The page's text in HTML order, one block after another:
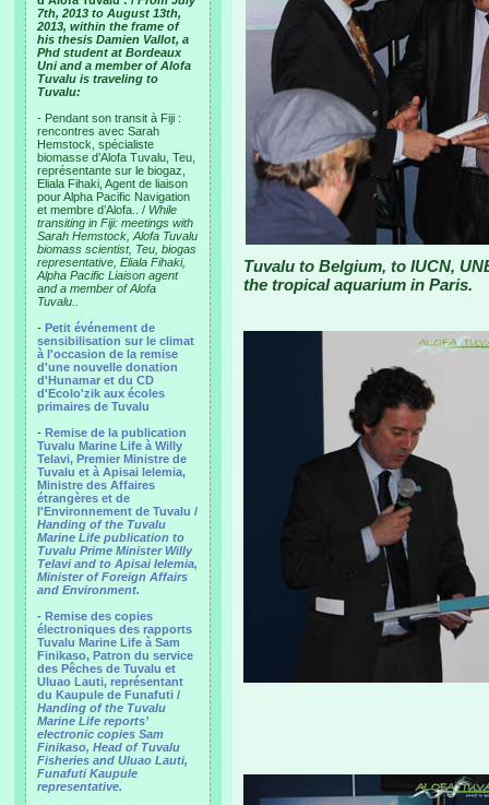
7th, 2013 to August 13th,
2013, within the frame of
his thesis Damien Vallot, a
Phd student at Bordeaux
Uni and a member of Alofa
Tuvalu is traveling to
Tuvalu:
- Pendant son transit à Fiji :
rencontres avec Sarah
Hemstock, spécialiste
biomasse d’Alofa Tuvalu, Teu,
représentante sur le biogaz,
Eliala Fihaki, Agent de liaison
pour Alpha Pacific Navigation
et membre d’Alofa.. / While
transiting in Fiji: meetings with
Sarah Hemstock, Alofa Tuvalu
biomass scientist, Teu, biogas
representative, Eliala Fihaki,
Alpha Pacific Liaison agent
and a member of Alofa
Tuvalu..
- Petit événement de
sensibilisation sur le climat
à l'occasion de la remise
d'une nouvelle donation
d'Hunamar et du CD
d'Ecolo'zik aux écoles
primaires de Tuvalu
- Remise de la publication
Tuvalu Marine Life à Willy
Telavi, Premier Ministre de
Tuvalu et à Apisai Ielemia,
Ministre des Affaires
étrangères et de
l'Environnement de Tuvalu /
Handing of the Tuvalu
Marine Life publication to
Tuvalu Prime Minister Willy
Telavi and to Apisai Ielemia,
Minister of Foreign Affairs
and Environment.
- Remise des copies
électroniques des rapports
Tuvalu Marine Life à Sam
Finikaso, Patron du service
des Pêches de Tuvalu et
Uluao Lauti, représentant
du Kaupule de Funafuti /
Handing of the Tuvalu
Marine Life reports’
electronic copies Sam
Finikaso, Head of Tuvalu
Fisheries and Uluao Lauti,
Funafuti Kaupule
representative.
Tuvalu to Belgium, to IUCN,
the tropical aquarium in Paris.